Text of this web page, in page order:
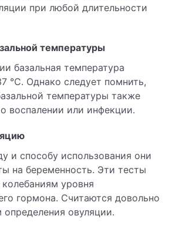
при любой длительности
температуры
базальная температура
°С. Однако следует помнить,
температуры также
воспалении или инфекции.
и способу использования они
на беременность. Эти тесты
уровня
гормона. Считаются довольно
овуляции.